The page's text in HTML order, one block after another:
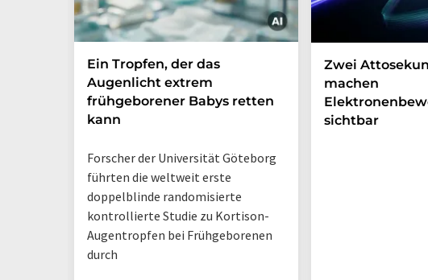
Ein Tropfen, der das
Augenlicht extrem
frühgeborener Babys retten
kann
Forscher der Universität Göteborg
führten die weltweit erste
doppelblinde randomisierte
kontrollierte Studie zu Kortison-
Augentropfen bei Frühgeborenen
durch
Zwei
machen
sichtbar